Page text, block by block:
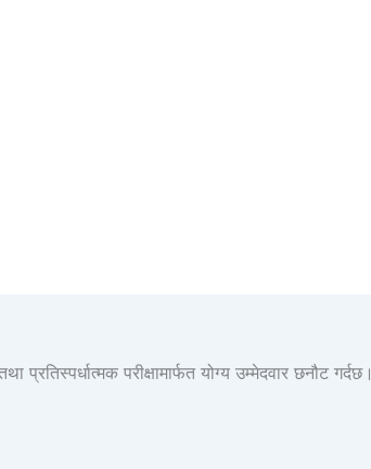
परीक्षामार्फत योग्य उम्मेदवार छनौट गर्दछ।